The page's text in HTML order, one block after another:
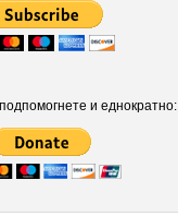
и еднократно: